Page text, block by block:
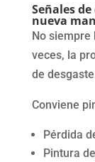
Señales
nueva
No siempre
veces, la
de
Conviene
Pérdida
Pintura